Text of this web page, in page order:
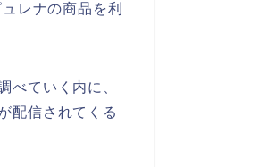
レナの商品を利
べていく内に、
配信されてくる